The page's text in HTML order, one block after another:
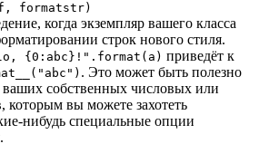
formatstr)
когда экземпляр вашего класса
строк нового стиля.
{0:abc}!".format(a) приведёт к
. Это может быть полезно
ваших собственных числовых или
которым вы можете захотеть
нибудь специальные опции